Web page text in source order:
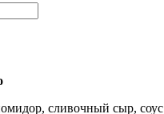
сливочный сыр, соус